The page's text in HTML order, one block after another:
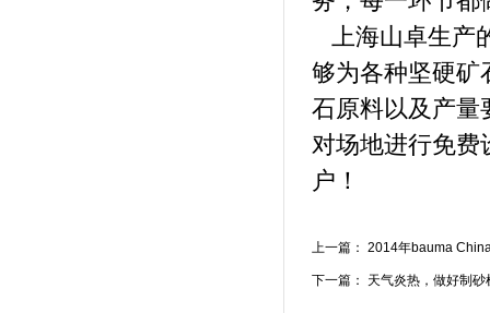
上海山卓生产
够为各种坚硬矿
石原料以及产量
对场地进行免费
户！
上一篇： 2014年bauma
下一篇： 天气炎热，做好制砂